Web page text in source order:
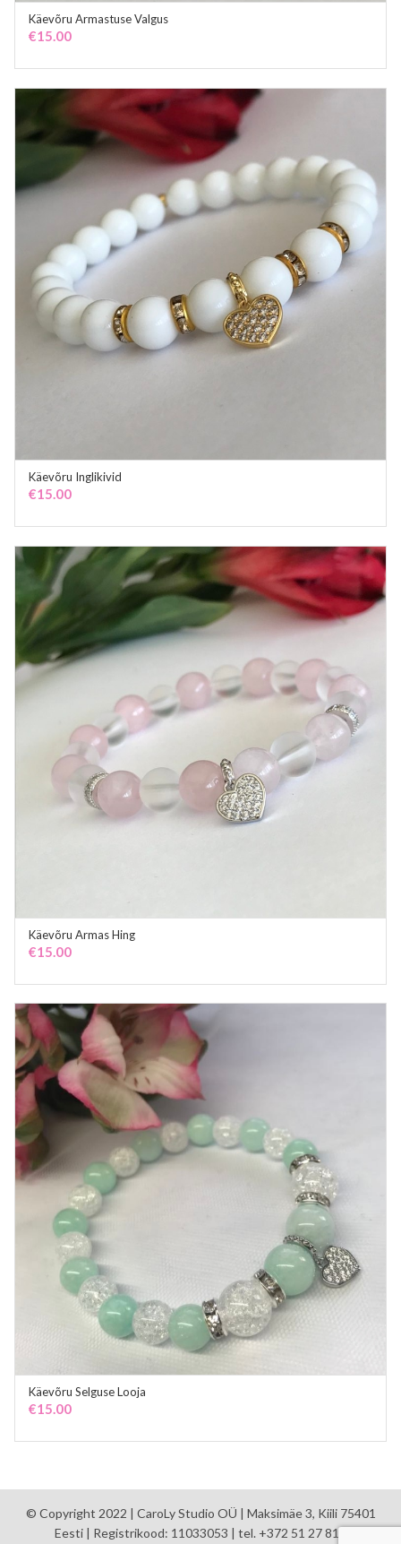
Käevõru Armastuse Valgus
€15.00
Käevõru Inglikivid
€15.00
Käevõru Armas Hing
€15.00
Käevõru Selguse Looja
€15.00
© Copyright 2022 | CaroLy Studio OÜ | Maksimäe 3, Kiili 75401
Eesti | Registrikood: 11033053 | tel. +372 51 27 810